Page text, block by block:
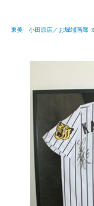
商店街
東美 小田原店／お堀端画廊